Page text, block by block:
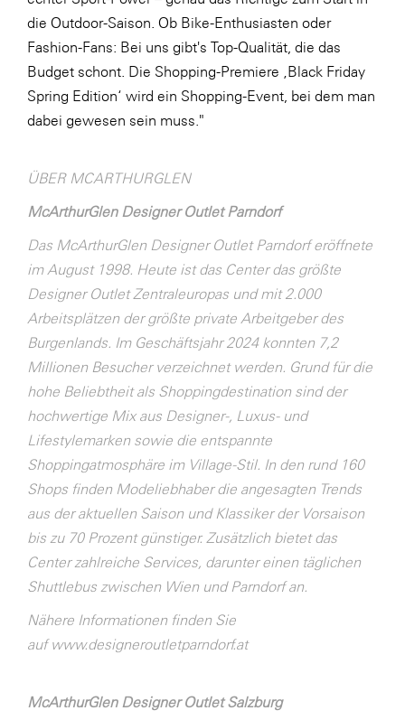
die Outdoor-Saison. Ob Bike-Enthusiasten oder
Fashion-Fans: Bei uns gibt's Top-Qualität, die das
Budget schont. Die Shopping-Premiere ‚Black Friday
Spring Edition‘ wird ein Shopping-Event, bei dem man
dabei gewesen sein muss."
ÜBER MCARTHURGLEN
McArthurGlen Designer Outlet Parndorf
Das McArthurGlen Designer Outlet Parndorf eröffnete
im August 1998. Heute ist das Center das größte
Designer Outlet Zentraleuropas und mit 2.000
Arbeitsplätzen der größte private Arbeitgeber des
Burgenlands. Im Geschäftsjahr 2024 konnten 7,2
Millionen Besucher verzeichnet werden. Grund für die
hohe Beliebtheit als Shoppingdestination sind der
hochwertige Mix aus Designer-, Luxus- und
Lifestylemarken sowie die entspannte
Shoppingatmosphäre im Village-Stil. In den rund 160
Shops finden Modeliebhaber die angesagten Trends
aus der aktuellen Saison und Klassiker der Vorsaison
bis zu 70 Prozent günstiger. Zusätzlich bietet das
Center zahlreiche Services, darunter einen täglichen
Shuttlebus zwischen Wien und Parndorf an.
Nähere Informationen finden Sie
aufwww.designeroutletparndorf.at
McArthurGlen Designer Outlet Salzburg